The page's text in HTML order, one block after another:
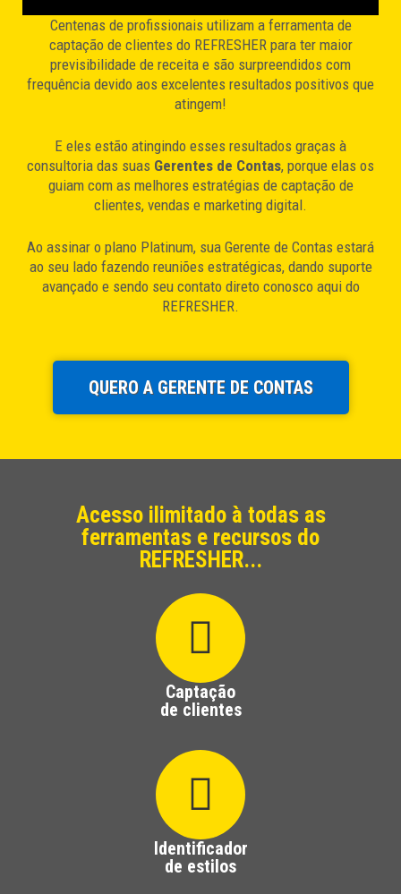
Centenas de profissionais utilizam a ferramenta de
captação de clientes do REFRESHER para ter maior
previsibilidade de receita e são surpreendidos com
frequência devido aos excelentes resultados positivos que
atingem!
E eles estão atingindo esses resultados graças à
consultoria das suas Gerentes de Contas, porque elas os
guiam com as melhores estratégias de captação de
clientes, vendas e marketing digital.
Ao assinar o plano Platinum, sua Gerente de Contas estará
ao seu lado fazendo reuniões estratégicas, dando suporte
avançado e sendo seu contato direto conosco aqui do
REFRESHER.
QUERO A GERENTE DE CONTAS
Acesso ilimitado à todas as
ferramentas e recursos do
REFRESHER...
Captação
de clientes
Identificador
de estilos